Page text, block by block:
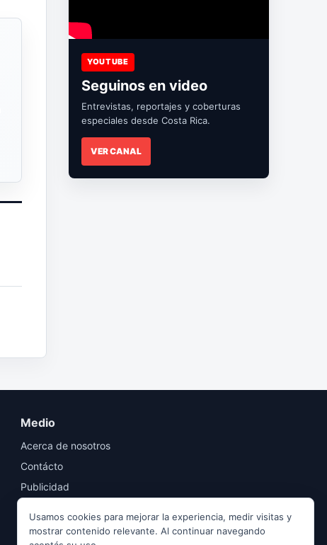
YOUTUBE
Seguinos en video
Entrevistas, reportajes y coberturas
especiales desde Costa Rica.
VER CANAL
Medio
Acerca de nosotros
Contácto
Publicidad
Usamos cookies para mejorar la experiencia, medir visitas y
mostrar contenido relevante. Al continuar navegando